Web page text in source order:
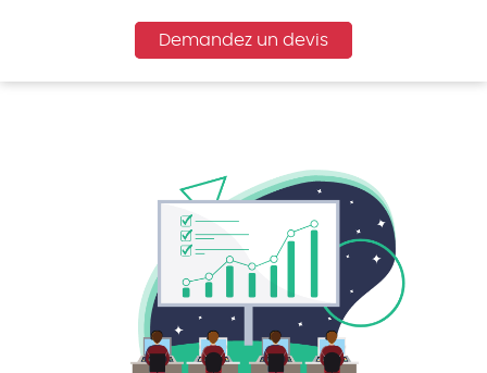
Demandez un devis